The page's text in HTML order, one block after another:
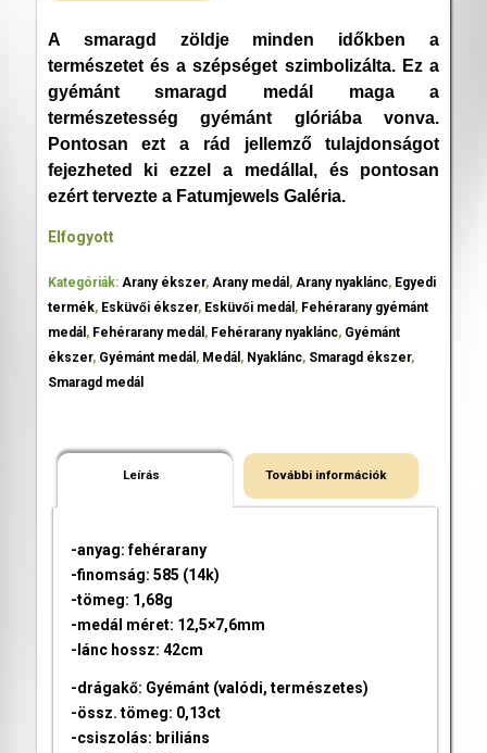
A smaragd zöldje minden időkben a
természetet és a szépséget szimbolizálta. Ez a
gyémánt smaragd medál maga a
természetesség gyémánt glóriába vonva.
Pontosan ezt a rád jellemző tulajdonságot
fejezheted ki ezzel a medállal, és pontosan
ezért tervezte a Fatumjewels Galéria.
Elfogyott
Kategóriák: Arany ékszer, Arany medál , Arany nyaklánc, Egyedi
termék, Esküvői ékszer, Esküvői medál , Fehérarany gyémánt
medál , Fehérarany medál , Fehérarany nyaklánc, Gyémánt
ékszer, Gyémánt medál , Medál , Nyaklánc, Smaragd ékszer,
Smaragd medál
Leírás További információk
-anyag: fehérarany
-finomság: 585 (14k)
-tömeg: 1,68g
-medál méret: 12,5×7,6mm
-lánc hossz: 42cm
-drágakő: Gyémánt (valódi, természetes)
-össz. tömeg: 0,13ct
-csiszolás: briliáns